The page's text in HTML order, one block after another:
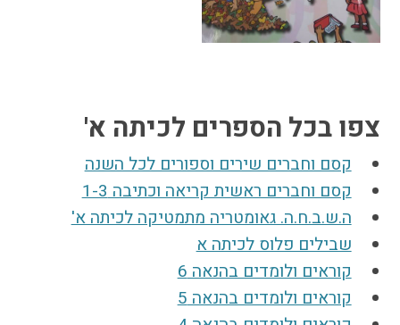
צפו בכל הספרים לכיתה א'
קסם וחברים שירים וספורים לכל השנה
קסם וחברים ראשית קריאה וכתיבה 1-3
ה.ש.ב.ח.ה. גאומטריה מתמטיקה לכיתה א'
שבילים פלוס לכיתה א
קוראים ולומדים בהנאה 6
קוראים ולומדים בהנאה 5